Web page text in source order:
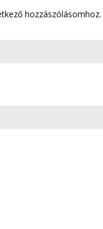
hozzászólásomhoz.